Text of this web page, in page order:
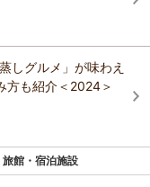
しグルメ」が味わえ
方も紹介＜2024＞
館・宿泊施設